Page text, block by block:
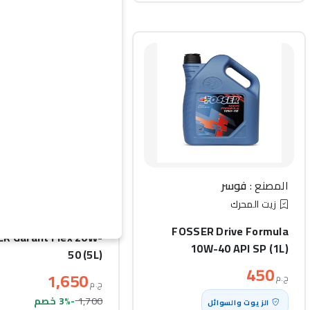
المصنع :فوسر
زيت المحرك
FOSSER Drive Formula
10W-40 API SP (1L)
ج.م450
الزيوت والسوائل
Garant Flex 20W-
50 (5L)
ج.م1,650
1,700-3% خصم